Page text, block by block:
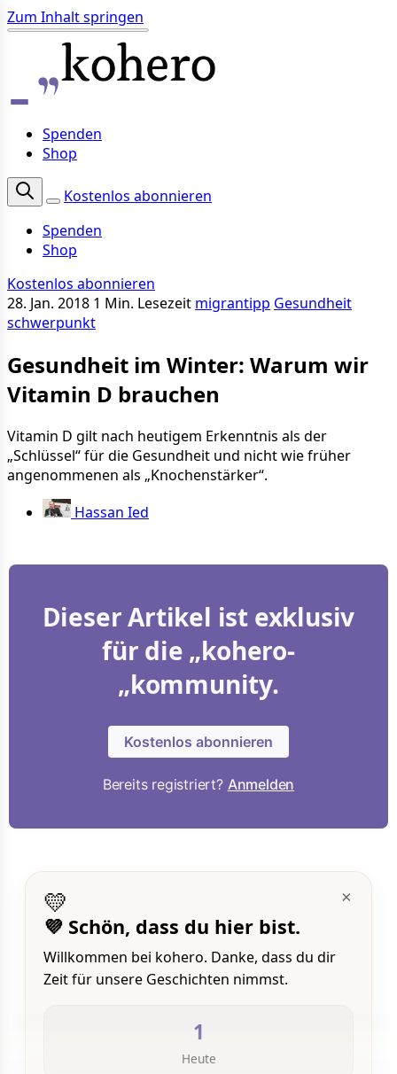
Zum Inhalt springen
Spenden
Shop
Kostenlos abonnieren
Spenden
Shop
Kostenlos abonnieren
28. Jan. 2018 1 Min. Lesezeit migrantipp Gesundheit
schwerpunkt
Gesundheit im Winter: Warum wir
Vitamin D brauchen
Vitamin D gilt nach heutigem Erkenntnis als der
„Schlüssel“ für die Gesundheit und nicht wie früher
angenommenen als „Knochenstärker“.
Hassan Ied
Dieser Artikel ist exklusiv
für die „kohero-
„kommunity.
Kostenlos abonnieren
Bereits registriert? Anmelden
×
💛
💜 Schön, dass du hier bist.
Willkommen bei kohero. Danke, dass du dir
Zeit für unsere Geschichten nimmst.
1
Heute